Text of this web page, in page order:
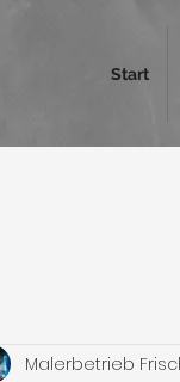
Start
Malerbetrieb